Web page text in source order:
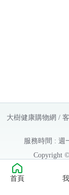
大樹健康購物網 /
服務時間 : 週
Copyright
許可執
首頁